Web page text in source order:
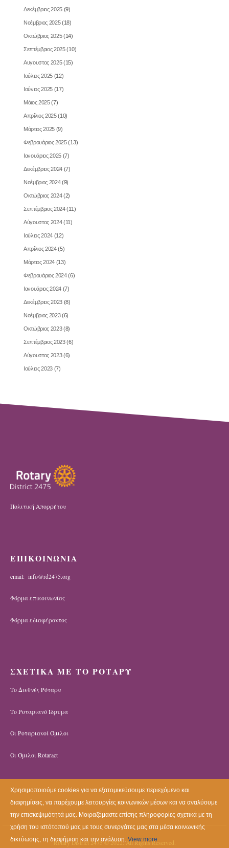
Δεκέμβριος 2025 (9)
Νοέμβριος 2025(18)
Οκτώβριος 2025(14)
Σεπτέμβριος 2025(10)
Αυγουστος 2025(15)
Ιούλιος 2025 (12)
Ιούνιος 2025 (17)
Μάιος 2025(7)
Απρίλιος 2025(10)
Μάρτιος 2025 (9)
Φεβρουάριος 2025(13)
Ιανουάριος 2025 (7)
Δεκέμβριος 2024 (7)
Νοέμβριος 2024(9)
Οκτώβριος 2024(2)
Σεπτέμβριος 2024(11)
Αύγουστος 2024(11)
Ιούλιος 2024 (12)
Απρίλιος 2024(5)
Μάρτιος 2024 (13)
Φεβρουάριος 2024(6)
Ιανουάριος 2024 (7)
Δεκέμβριος 2023 (8)
Νοέμβριος 2023(6)
Οκτώβριος 2023(8)
Σεπτέμβριος 2023(6)
Αύγουστος 2023(6)
Ιούλιος 2023 (7)
Πολιτική Απορρήτου
ΕΠΙΚΟΙΝΩΝΙΑ
email: info@rd2475.org
Φόρμα επικοινωνίας
Φόρμα εδιαφέροντος
ΣΧΕΤΙΚΑ ΜΕ ΤΟ ΡΟΤΑΡΥ
Το Διεθνές Ρόταρυ
Το Ροταριανό Ίδρυμα
Οι Ροταριανοί Όμιλοι
Οι Όμιλοι Rotaract
Rotary District 2475 © 2022. All Rights Reserved.
Χρησιμοποιούμε cookies για να εξατομικεύσουμε περιεχόμενο και
διαφημίσεις, να παρέχουμε λειτουργίες κοινωνικών μέσων και να αναλύουμε
την επισκεψιμότητά μας. Μοιραζόμαστε επίσης πληροφορίες σχετικά με τη
χρήση του ιστότοπού μας με τους συνεργάτες μας στα μέσα κοινωνικής
δικτύωσης, τη διαφήμιση και την ανάλυση. View more